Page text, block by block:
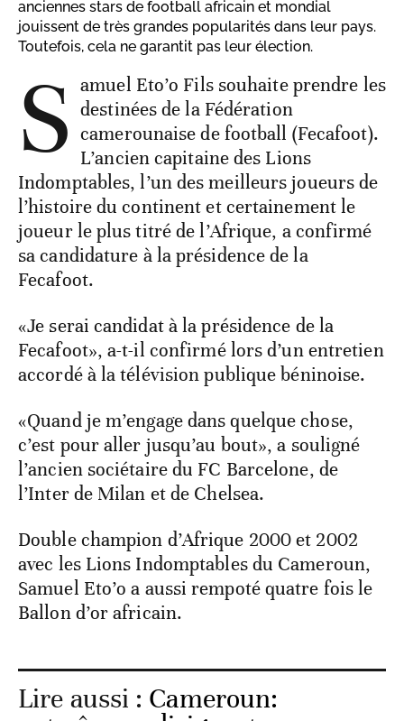
anciennes stars de football africain et mondial
jouissent de très grandes popularités dans leur pays.
Toutefois, cela ne garantit pas leur élection.
S amuel Eto’o Fils souhaite prendre les
destinées de la Fédération
camerounaise de football (Fecafoot).
L’ancien capitaine des Lions
Indomptables, l’un des meilleurs joueurs de
l’histoire du continent et certainement le
joueur le plus titré de l’Afrique, a confirmé
sa candidature à la présidence de la
Fecafoot.
«Je serai candidat à la présidence de la
Fecafoot», a-t-il confirmé lors d’un entretien
accordé à la télévision publique béninoise.
«Quand je m’engage dans quelque chose,
c’est pour aller jusqu’au bout», a souligné
l’ancien sociétaire du FC Barcelone, de
l’Inter de Milan et de Chelsea.
Double champion d’Afrique 2000 et 2002
avec les Lions Indomptables du Cameroun,
Samuel Eto’o a aussi rempoté quatre fois le
Ballon d’or africain.
Lire aussi : Cameroun: